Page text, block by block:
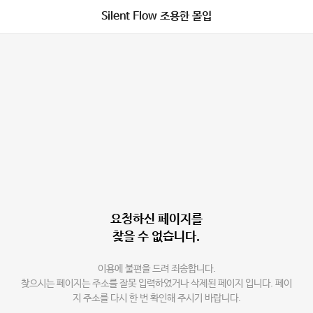
Silent Flow 조용한 몰입
요청하신 페이지를
찾을 수 없습니다.
이용에 불편을 드려 죄송합니다.
찾으시는 페이지는 주소를 잘못 입력하였거나 삭제된 페이지 입니다. 페이
지 주소를 다시 한 번 확인해 주시기 바랍니다.